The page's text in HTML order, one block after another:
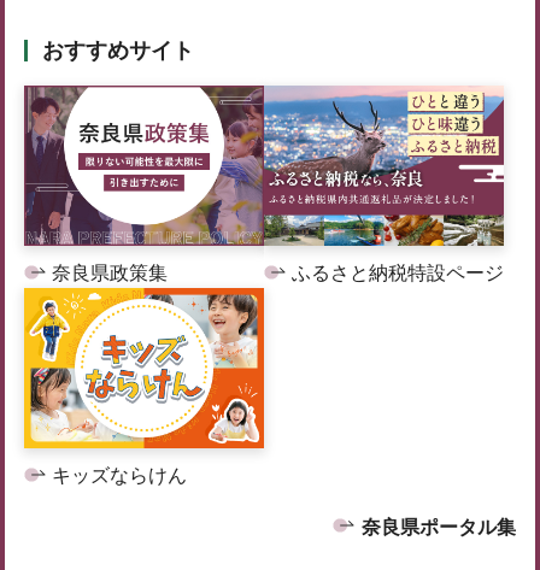
おすすめサイト
奈良県政策集 ふるさと納税特設ページ
キッズならけん
奈良県ポータル集